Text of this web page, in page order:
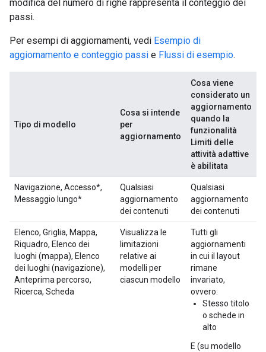
modifica del numero di righe rappresenta il conteggio dei
passi.
Per esempi di aggiornamenti, vedi Esempio di
aggiornamento e conteggio passi e Flussi di esempio.
Tipo di modello
Cosa si intende
per
aggiornamento
Cosa viene
considerato un
aggiornamento
quando la
funzionalità
Limiti delle
attività adattive
è abilitata
Navigazione, Accesso*,
Messaggio lungo*
Qualsiasi
aggiornamento
dei contenuti
Qualsiasi
aggiornamento
dei contenuti
Elenco, Griglia, Mappa,
Riquadro, Elenco dei
luoghi (mappa), Elenco
dei luoghi (navigazione),
Anteprima percorso,
Ricerca, Scheda
Visualizza le
limitazioni
relative ai
modelli per
ciascun modello
Tutti gli
aggiornamenti
in cui il layout
rimane
invariato,
ovvero:
Stesso titolo
o schede in
alto
E (su modello